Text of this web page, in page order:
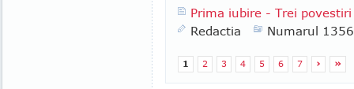
Prima iubire - Trei
Redactia
Numarul 1356
1 2 3 4 5 6 7 › »